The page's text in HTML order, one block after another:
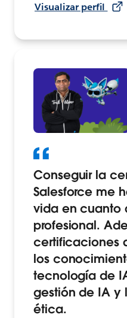
Visualizar perfil
Conseguir la
Salesforce me
vida en cuanto
profesional.
certificaciones
los
tecnología de
gestión de IA y
ética.